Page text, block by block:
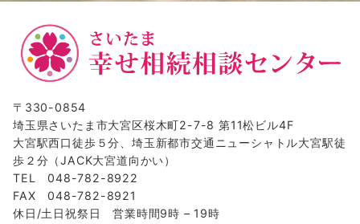
〒330-0854
埼玉県さいたま市大宮区桜木町2-7-8 第11松ビル4F
大宮駅西口徒歩５分、埼玉新都市交通ニューシャトル大宮駅徒
歩２分（JACK大宮道向かい）
TEL 048-782-8922
FAX 048-782-8921
休日/土日祝祭日 営業時間9時 – 19時